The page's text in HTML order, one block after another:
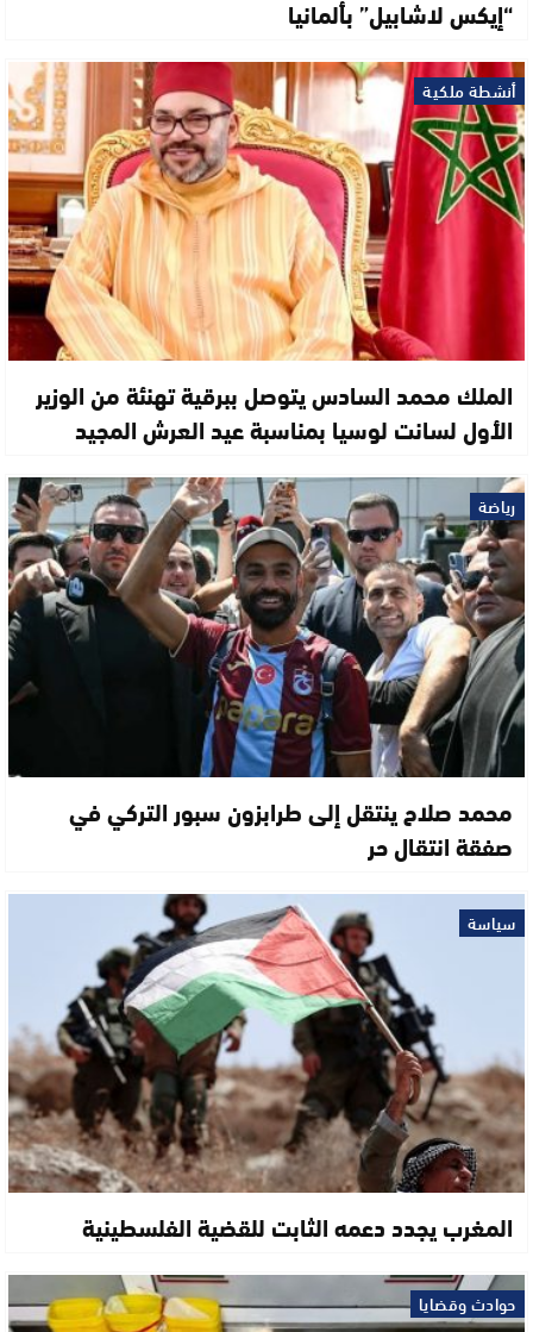
“إيكس لاشابيل” بألمانيا
أنشطة ملكية
الملك محمد السادس يتوصل ببرقية تهنئة من الوزير
الأول لسانت لوسيا بمناسبة عيد العرش المجيد
رياضة
محمد صلاح ينتقل إلى طرابزون سبور التركي في
صفقة انتقال حر
سياسة
المغرب يجدد دعمه الثابت للقضية الفلسطينية
حوادث وقضايا